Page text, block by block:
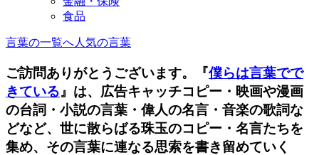
食品
言葉の一覧へ人気の言葉
ご訪問ありがとうございます。『僕らは言葉でで
きている』は、広告キャッチコピー・映画や漫画
の台詞・小説の言葉・偉人の名言・音楽の歌詞な
どなど、世に散らばる珠玉のコピー・名言たちを
集め、その言葉に連なる思索を書き留めていく